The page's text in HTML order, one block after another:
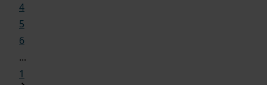
4
5
6
...
1